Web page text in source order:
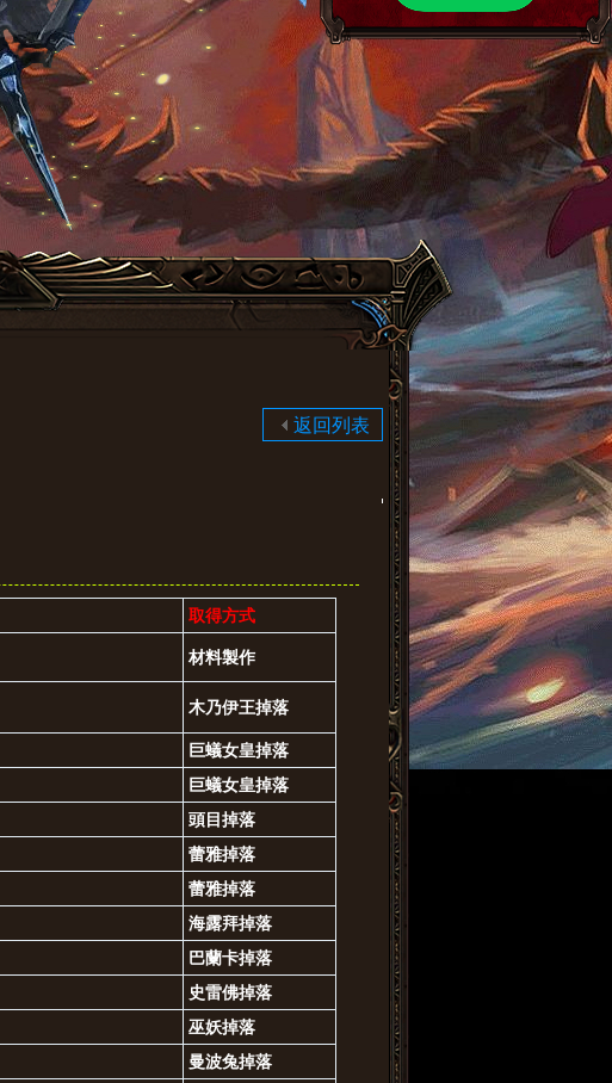
返回列表
取得方式
材料製作
木乃伊王掉落
巨蟻女皇掉落
巨蟻女皇掉落
頭目掉落
蕾雅掉落
蕾雅掉落
海露拜掉落
巴蘭卡掉落
史雷佛掉落
巫妖掉落
曼波兔掉落